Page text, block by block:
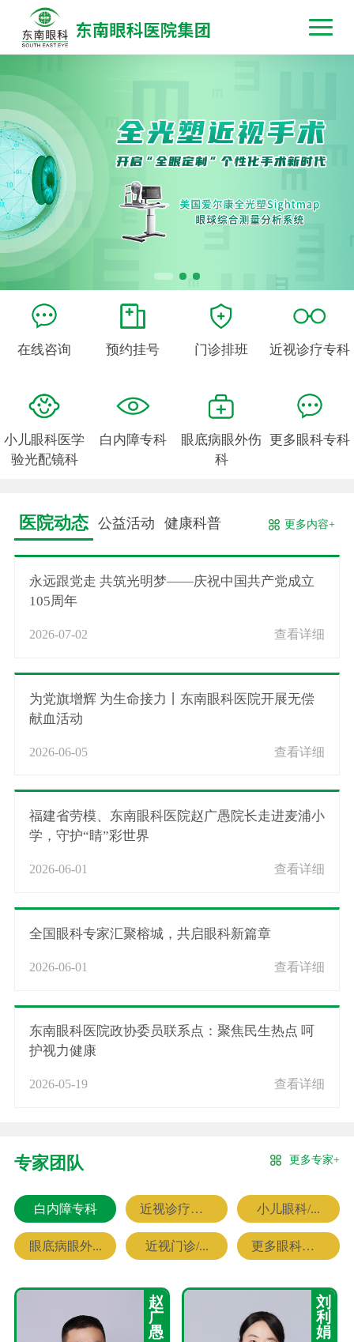
在线咨询 预约挂号 门诊排班 近视诊疗专科
小儿眼科医学
验光配镜科
白内障专科
眼底病眼外伤
科
更多眼科专科
医院动态 公益活动 健康科普 更多内容+
永远跟党走 共筑光明梦——庆祝中国共产党成立
105周年
2026-07-02 查看详细
为党旗增辉 为生命接力丨东南眼科医院开展无偿
献血活动
2026-06-05 查看详细
福建省劳模、东南眼科医院赵广愚院长走进麦浦小
学，守护“睛”彩世界
2026-06-01 查看详细
全国眼科专家汇聚榕城，共启眼科新篇章
2026-06-01 查看详细
东南眼科医院政协委员联系点：聚焦民生热点 呵
护视力健康
2026-05-19 查看详细
专家团队 更多专家+
白内障专科 近视诊疗专科 小儿眼科/...
眼底病眼外... 近视门诊/... 更多眼科专家
赵
广
愚
刘
利
娟